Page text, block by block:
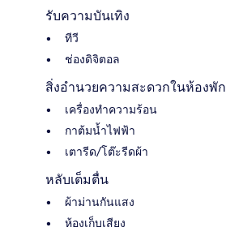
รับความบันเทิง
ทีวี
ช่องดิจิตอล
สิ่งอำนวยความสะดวกในห้องพัก
เครื่องทำความร้อน
กาต้มน้ำไฟฟ้า
เตารีด/โต๊ะรีดผ้า
หลับเต็มตื่น
ผ้าม่านกันแสง
ห้องเก็บเสียง